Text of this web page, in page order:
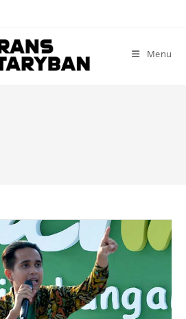
Menu